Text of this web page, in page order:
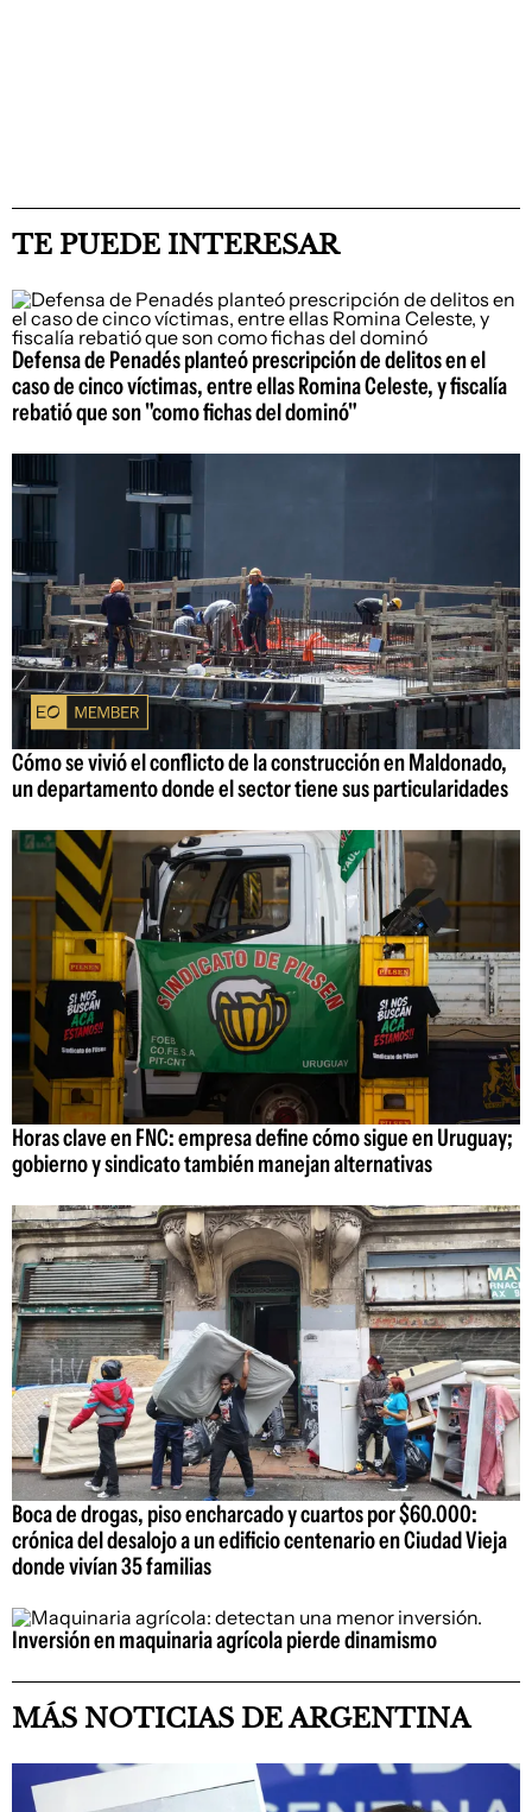
TE PUEDE INTERESAR
Defensa de Penadés planteó prescripción de delitos en el
caso de cinco víctimas, entre ellas Romina Celeste, y fiscalía
rebatió que son "como fichas del dominó"
Cómo se vivió el conflicto de la construcción en Maldonado,
un departamento donde el sector tiene sus particularidades
Horas clave en FNC: empresa define cómo sigue en Uruguay;
gobierno y sindicato también manejan alternativas
Boca de drogas, piso encharcado y cuartos por $60.000:
crónica del desalojo a un edificio centenario en Ciudad Vieja
donde vivían 35 familias
Inversión en maquinaria agrícola pierde dinamismo
MÁS NOTICIAS DE ARGENTINA